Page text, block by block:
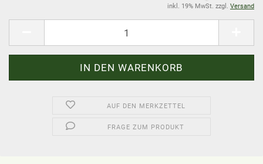
inkl. 19% MwSt. zzgl. Versand
AUF DEN MERKZETTEL
FRAGE ZUM PRODUKT